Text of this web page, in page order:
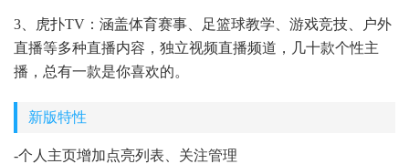
3、虎扑TV：涵盖体育赛事、足篮球教学、游戏竞技、户外
直播等多种直播内容，独立视频直播频道，几十款个性主
播，总有一款是你喜欢的。
新版特性
-个人主页增加点亮列表、关注管理